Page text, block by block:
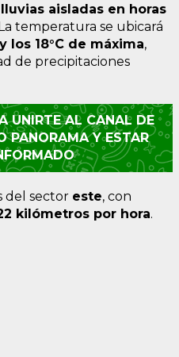
lluvias aisladas en horas
temperatura se ubicará
los 18°C de máxima,
de precipitaciones
UNIRTE AL CANAL DE
PANORAMA Y ESTAR
del sector este, con
kilómetros por hora.